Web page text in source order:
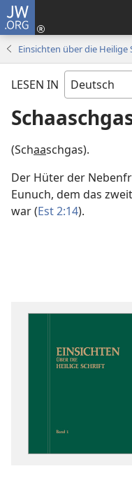
JW.ORG
Einsichten über die Heilige
LESEN IN
(Schaaschgas).
Der Hüter der
Eunuch, dem das
war (Est 2:14).